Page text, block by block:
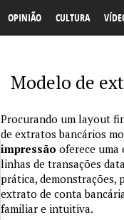
OPINIÃO CULTURA
Modelo de
Procurando um layout
de extratos bancários
impressão oferece uma
linhas de transações
prática, demonstrações,
extrato de conta
familiar e intuitiva.